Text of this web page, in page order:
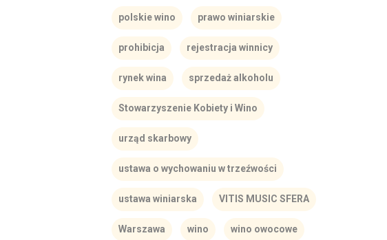
polskie wino prawo winiarskie
prohibicja rejestracja winnicy
rynek wina sprzedaż alkoholu
Stowarzyszenie Kobiety i Wino
urząd skarbowy
ustawa o wychowaniu w trzeźwości
ustawa winiarska VITIS MUSIC SFERA
Warszawa wino wino owocowe